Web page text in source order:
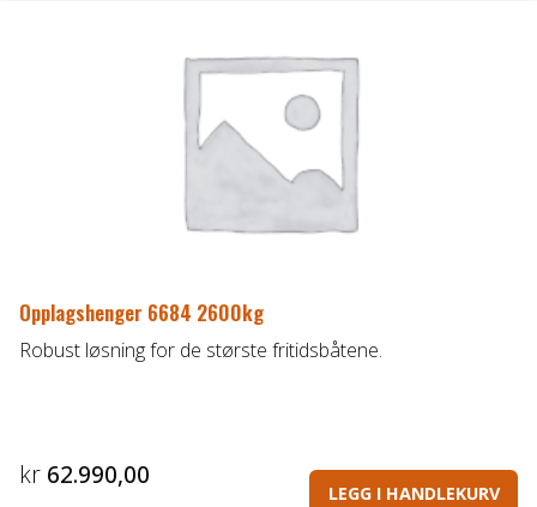
Opplagshenger 6684 2600kg
Robust løsning for de største fritidsbåtene.
kr 62.990,00
LEGG I HANDLEKURV